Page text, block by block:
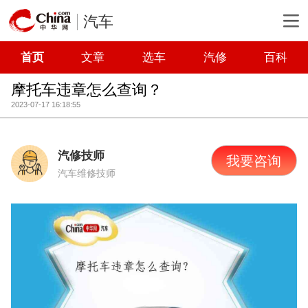
汽车
首页 文章 选车 汽修 百科
摩托车违章怎么查询？
2023-07-17 16:18:55
汽修技师
汽车维修技师
我要咨询